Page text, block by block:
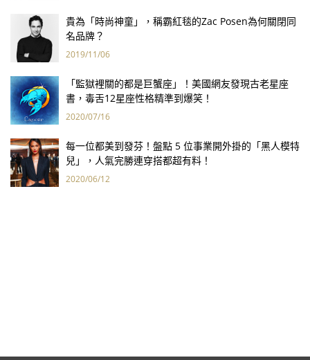
貴為「時尚神童」，稱霸紅毯的Zac Posen為何關閉同
名品牌？
2019/11/06
「監獄裡關的都是巨蟹座」！美國網友發現古老星座
書，毒舌12星座性格精準到爆笑！
2020/07/16
每一位都美到發芬！盤點 5 位事業開外掛的「黑人模特
兒」，人氣完勝連穿搭都超有料！
2020/06/12